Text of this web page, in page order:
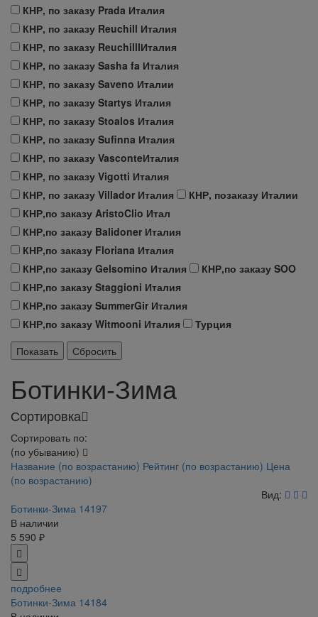
КНР, по заказу Prada Италия
КНР, по заказу Reuchill Италия
КНР, по заказу ReuchilllИталия
КНР, по заказу Sasha fa Италия
КНР, по заказу Saveno Италии
КНР, по заказу Startys Италия
КНР, по заказу Stoalos Италия
КНР, по заказу Sufinna Италия
КНР, по заказу VasconteИталия
КНР, по заказу Vigotti Италия
КНР, по заказу Villador Италия
КНР, позаказу Италии
КНР,по заказу AristoClio Итал
КНР,по заказу Balidoner Италия
КНР,по заказу Floriana Италия
КНР,по заказу Gelsomino Италия
КНР,по заказу SOO
КНР,по заказу Staggioni Италия
КНР,по заказу SummerGir Италия
КНР,по заказу Witmooni Италия
Турция
Ботинки-Зима
Сортировка
Сортировать по:
(по убыванию)
Название (по возрастанию) Рейтинг (по возрастанию) Цена
(по возрастанию)
Вид:
Ботинки-Зима 14197
В наличии
5 590 ₽
подробнее
Ботинки-Зима 14184